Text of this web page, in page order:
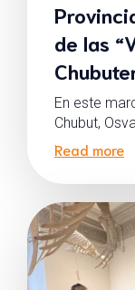
de las
En este
Chubut,
Read more